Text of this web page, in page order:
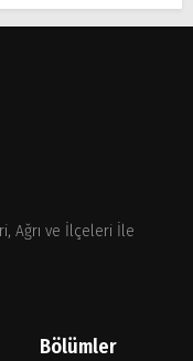
Ağrı ve İlçeleri İle
Bölümler